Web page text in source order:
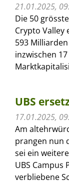
21.01.2025,
Die 50
Crypto Valley
593
inzwischen
UBS
17.01.2025,
Am
prangen nun
sei ein
UBS Campus
verbliebene